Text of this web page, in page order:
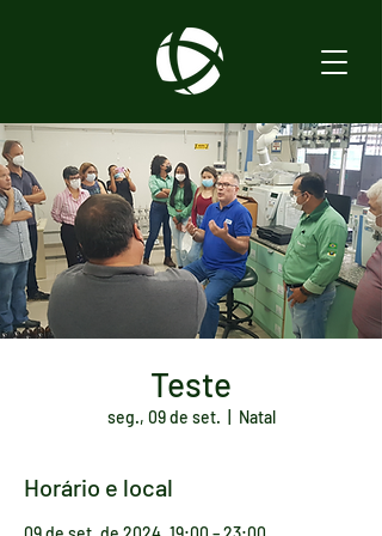
Teste
seg., 09 de set. Natal
Horário e local